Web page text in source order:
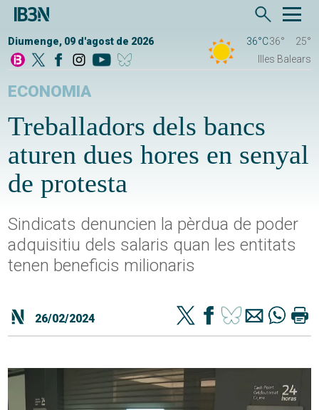
Diumenge, 09 d'agost de 2026 36°C36°
25°
Illes Balears
ECONOMIA
Treballadors dels bancs
aturen dues hores en senyal
de protesta
Sindicats denuncien la pèrdua de poder
adquisitiu dels salaris quan les entitats
tenen beneficis milionaris
26/02/2024